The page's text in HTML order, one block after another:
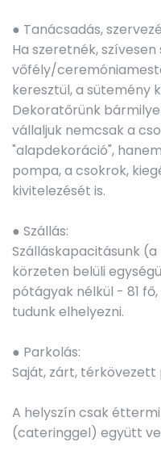
● Tanácsadás,
Ha szeretnék,
vőfély/
keresztül, a sütemény
Dekoratőrünk
vállaljuk nemcsak a
"alapdekoráció",
pompa, a csokrok,
kivitelezését is.
● Szállás:
Szálláskapacitásunk
körzeten belüli
pótágyak nélkül - 81
tudunk elhelyezni.
● Parkolás:
Saját, zárt,
A helyszín csak
(cateringgel) együtt